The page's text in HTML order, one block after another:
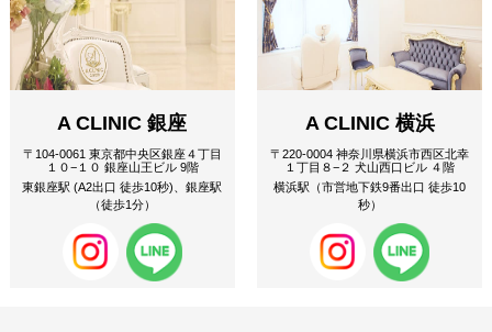
A CLINIC 銀座
〒104-0061 東京都中央区銀座４丁目
１０−１０ 銀座山王ビル 9階
東銀座駅 (A2出口 徒歩10秒)、銀座駅
（徒歩1分）
A CLINIC 横浜
〒220-0004 神奈川県横浜市西区北幸
１丁目８−２ 犬山西口ビル ４階
横浜駅（市営地下鉄9番出口 徒歩10
秒）